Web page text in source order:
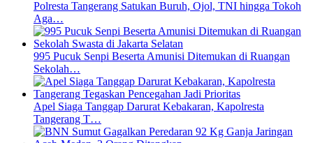
Polresta Tangerang Satukan Buruh, Ojol, TNI hingga Tokoh
Aga…
995 Pucuk Senpi Beserta Amunisi Ditemukan di Ruangan
Sekolah…
Apel Siaga Tanggap Darurat Kebakaran, Kapolresta
Tangerang T…